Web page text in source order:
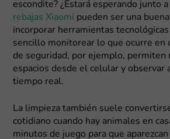
escondite? ¿Estará esperando junto
rebajas Xiaomi pueden ser una
incorporar herramientas tecnológicas
sencillo monitorear lo que ocurre en
de seguridad, por ejemplo, permiten
espacios desde el celular y observar
tiempo real.
La limpieza también suele
cotidiano cuando hay animales en
minutos de juego para que